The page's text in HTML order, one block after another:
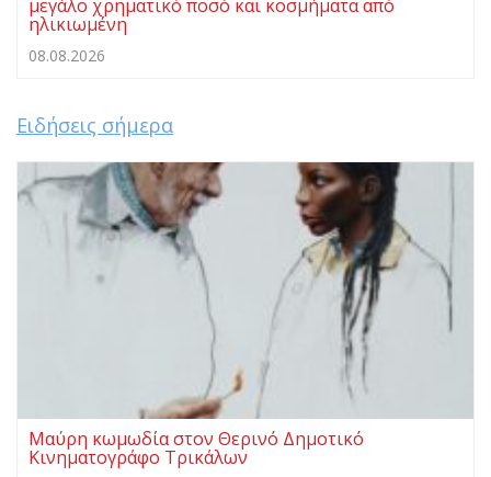
μεγάλο χρηματικό ποσό και κοσμήματα από
ηλικιωμένη
08.08.2026
Ειδήσεις σήμερα
Μαύρη κωμωδία στον Θερινό Δημοτικό
Κινηματογράφο Τρικάλων